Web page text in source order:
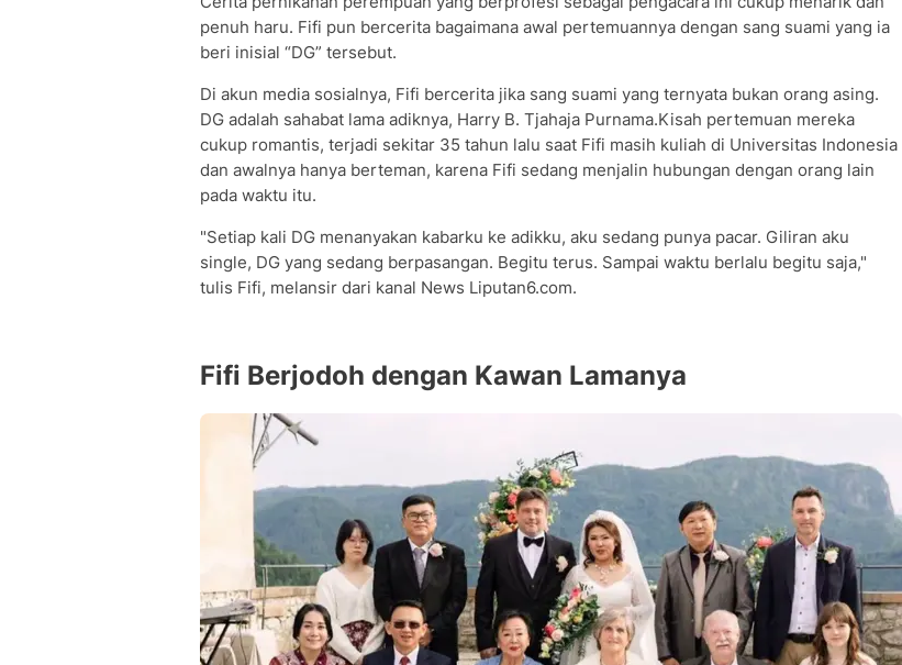
penuh haru. Fifi pun bercerita bagaimana awal pertemuannya dengan sang suami yang ia
beri inisial “DG” tersebut.
Di akun media sosialnya, Fifi bercerita jika sang suami yang ternyata bukan orang asing.
DG adalah sahabat lama adiknya, Harry B. Tjahaja Purnama.Kisah pertemuan mereka
cukup romantis, terjadi sekitar 35 tahun lalu saat Fifi masih kuliah di Universitas Indonesia
dan awalnya hanya berteman, karena Fifi sedang menjalin hubungan dengan orang lain
pada waktu itu.
"Setiap kali DG menanyakan kabarku ke adikku, aku sedang punya pacar. Giliran aku
single, DG yang sedang berpasangan. Begitu terus. Sampai waktu berlalu begitu saja,"
tulis Fifi, melansir dari kanal News Liputan6.com.
Fifi Berjodoh dengan Kawan Lamanya